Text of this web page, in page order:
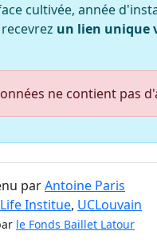
cultivée, année
un lien unique
ne contient pas
parAntoine Paris
Institue, UCLouvain
le Fonds Baillet Latour